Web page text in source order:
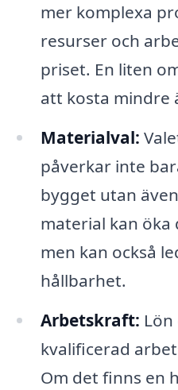
mer komplexa
resurser och
priset. En liten
att kosta mindre
Materialval:
påverkar inte
bygget utan
material kan
men kan också
hållbarhet.
Arbetskraft:
kvalificerad
Om det finns en